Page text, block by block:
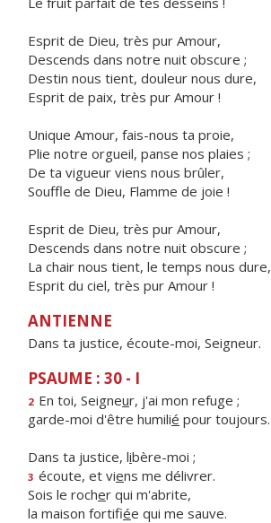
Esprit de Dieu, très pur Amour,
Descends dans notre nuit obscure ;
Destin nous tient, douleur nous dure,
Esprit de paix, très pur Amour !
Unique Amour, fais-nous ta proie,
Plie notre orgueil, panse nos plaies ;
De ta vigueur viens nous brûler,
Souffle de Dieu, Flamme de joie !
Esprit de Dieu, très pur Amour,
Descends dans notre nuit obscure ;
La chair nous tient, le temps nous dure,
Esprit du ciel, très pur Amour !
ANTIENNE
Dans ta justice, écoute-moi, Seigneur.
PSAUME : 30 - I
2 En toi, Seigneur, j'ai mon refuge ;
garde-moi d'être humilié pour toujours.
Dans ta justice, libère-moi ;
3 écoute, et viens me délivrer.
Sois le rocher qui m'abrite,
la maison fortifiée qui me sauve.